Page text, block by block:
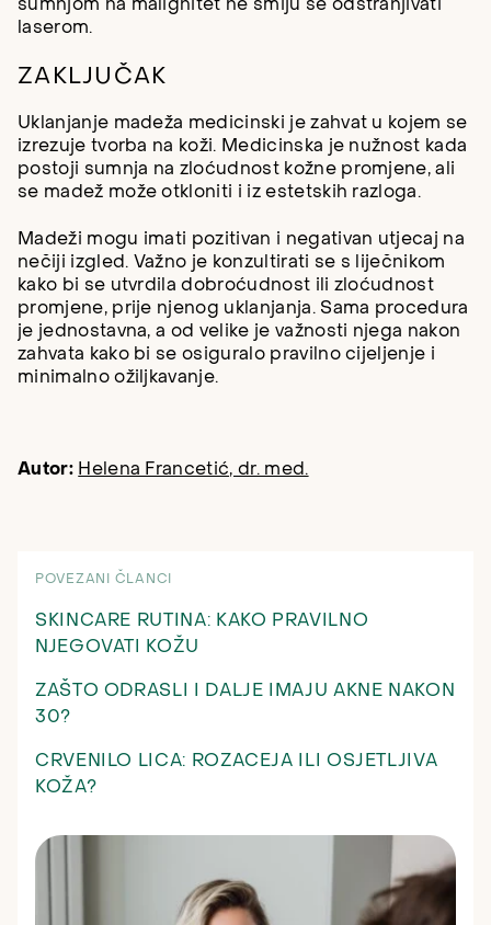
laserom.
ZAKLJUČAK
Uklanjanje madeža medicinski je zahvat u kojem se
izrezuje tvorba na koži. Medicinska je nužnost kada
postoji sumnja na zloćudnost kožne promjene, ali
se madež može otkloniti i iz estetskih razloga.
Madeži mogu imati pozitivan i negativan utjecaj na
nečiji izgled. Važno je konzultirati se s liječnikom
kako bi se utvrdila dobroćudnost ili zloćudnost
promjene, prije njenog uklanjanja. Sama procedura
je jednostavna, a od velike je važnosti njega nakon
zahvata kako bi se osiguralo pravilno cijeljenje i
minimalno ožiljkavanje.
Autor: Helena Francetić, dr. med.
POVEZANI ČLANCI
SKINCARE RUTINA: KAKO PRAVILNO
NJEGOVATI KOŽU
ZAŠTO ODRASLI I DALJE IMAJU AKNE NAKON
30?
CRVENILO LICA: ROZACEJA ILI OSJETLJIVA
KOŽA?